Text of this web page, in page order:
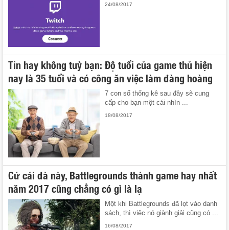
24/08/2017
Tin hay không tuỳ bạn: Độ tuổi của game thủ hiện
nay là 35 tuổi và có công ăn việc làm đàng hoàng
7 con số thống kê sau đây sẽ cung
cấp cho bạn một cái nhìn ...
18/08/2017
Cứ cái đà này, Battlegrounds thành game hay nhất
năm 2017 cũng chẳng có gì là lạ
Một khi Battlegrounds đã lọt vào danh
sách, thì việc nó giành giải cũng có ...
16/08/2017